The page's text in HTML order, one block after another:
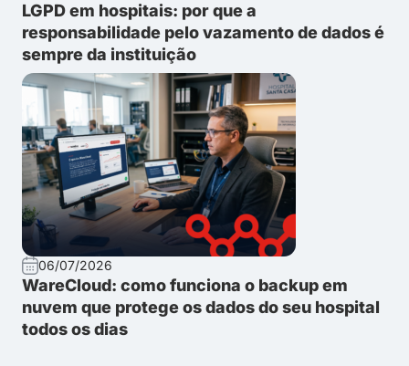
LGPD em hospitais: por que a
responsabilidade pelo vazamento de dados é
sempre da instituição
06/07/2026
WareCloud: como funciona o backup em
nuvem que protege os dados do seu hospital
todos os dias